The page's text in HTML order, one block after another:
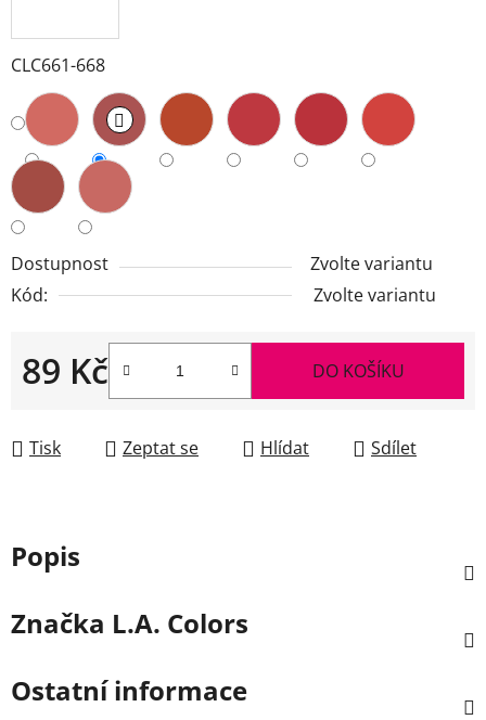
CLC661-668
Dostupnost
Zvolte variantu
Kód:
Zvolte variantu
89 Kč
Měrná cena:
DO KOŠÍKU
Tisk Zeptat se Hlídat Sdílet
Popis
Značka L.A. Colors
Ostatní informace